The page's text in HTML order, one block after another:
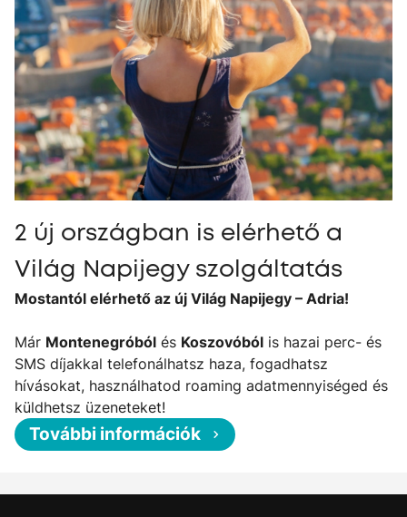
2 új országban is elérhető a
Világ Napijegy szolgáltatás
Mostantól elérhető az új Világ Napijegy – Adria!
Már Montenegróból és Koszovóból is hazai perc- és
SMS díjakkal telefonálhatsz haza, fogadhatsz
hívásokat, használhatod roaming adatmennyiséged és
küldhetsz üzeneteket!
További információk